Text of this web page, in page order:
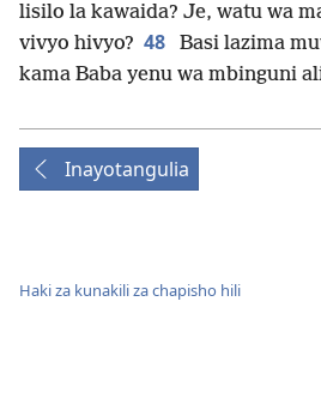
lisilo la kawaida? Je, watu wa
vivyo hivyo? 48 Basi lazima
kama Baba yenu wa mbinguni
Inayotangulia
Haki za kunakili za chapisho hili